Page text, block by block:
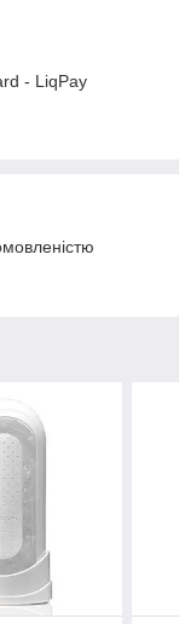
- LiqPay